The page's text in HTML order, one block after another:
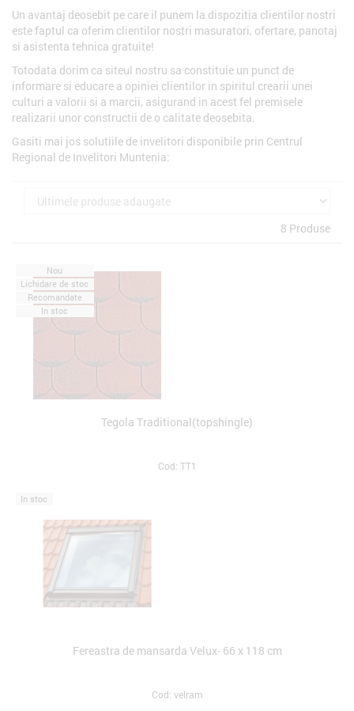
Un avantaj deosebit pe care il punem la dispozitia clientilor nostri
este faptul ca oferim clientilor nostri masuratori, ofertare, panotaj
si asistenta tehnica gratuite!
Totodata dorim ca siteul nostru sa constituie un punct de
informare si educare a opiniei clientilor in spiritul crearii unei
culturi a valorii si a marcii, asigurand in acest fel premisele
realizarii unor constructii de o calitate deosebita.
Gasiti mai jos solutiile de invelitori disponibile prin Centrul
Regional de Invelitori Muntenia:
8 Produse
Nou
Lichidare de stoc
Recomandate
In stoc
Tegola Traditional(topshingle)
Cod: TT1
In stoc
Fereastra de mansarda Velux- 66 x 118 cm
Cod: velram